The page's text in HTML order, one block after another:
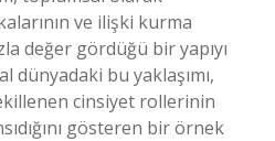
ve ilişki kurma
değer gördüğü bir yapıyı
dünyadaki bu yaklaşımı,
cinsiyet rollerinin
gösteren bir örnek